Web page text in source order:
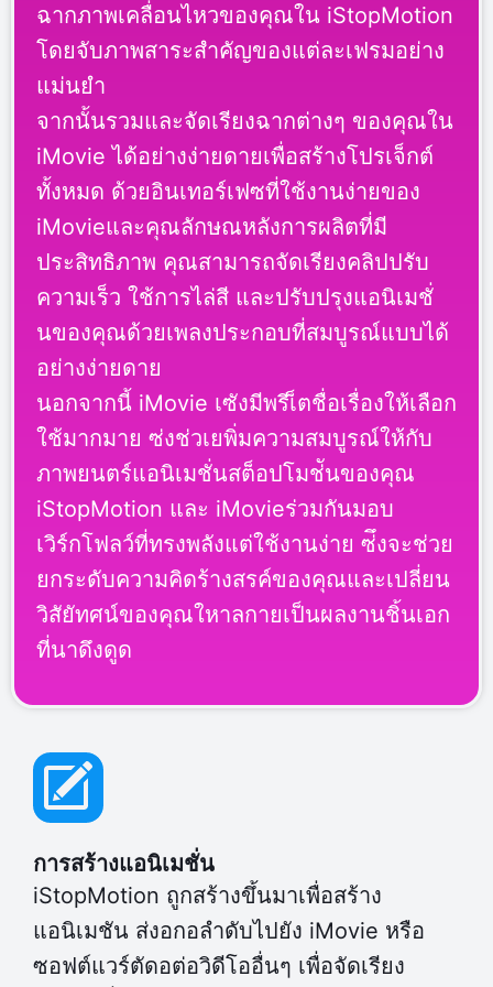
ฉากภาพเคลื่อนไหวของคุณใน iStopMotion
โดยจับภาพสาระสำคัญของแต่ละเฟรมอย่าง
แม่นยำ
จากนั้นรวมและจัดเรียงฉากต่างๆ ของคุณใน
iMovie ได้อย่างง่ายดายเพื่อสร้างโปรเจ็กต์
ทั้งหมด ด้วยอินเทอร์เฟซที่ใช้งานง่ายของ
iMovieและคุณลักษณหลังการผลิตที่มี
ประสิทธิภาพ คุณสามารถจัดเรียงคลิปปรับ
ความเร็ว ใช้การไล่สี และปรับปรุงแอนิเมชั่
นของคุณด้วยเพลงประกอบที่สมบูรณ์แบบได้
อย่างง่ายดาย
นอกจากนี้ iMovie เซังมีพรีเ็ตชื่อเรื่องให้เลือก
ใช้มากมาย ซ่งช่วเยพิ่มความสมบูรณ์ให้กับ
ภาพยนตร์แอนิเมชั่นสต็อปโมช่ันของคุณ
iStopMotion และ iMovieร่วมกันมอบ
เวิร์กโฟลว์ที่ทรงพลังแต่ใช้งานง่าย ซ่ึงจะช่วย
ยกระดับความคิดร้างสรค์ของคุณและเปลี่ยน
วิสัยัทศน์ของคุณใหาลกายเป็นผลงานชิ้นเอก
ที่นาดึงดูด
การสร้างแอนิเมชั่น
iStopMotion ถูกสร้างขึ้นมาเพื่อสร้าง
แอนิเมชัน ส่งอกอลำดับไปยัง iMovie หรือ
ซอฟต์แวร์ตัดอต่อวิดีโออื่นๆ เพื่อจัดเรียง